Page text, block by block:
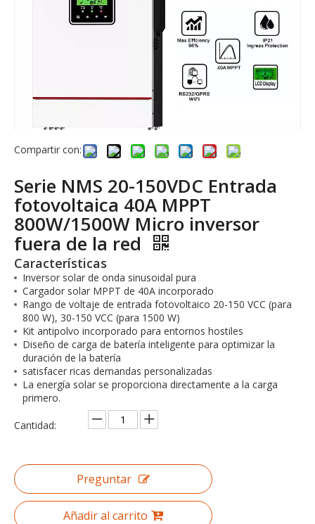
Compartir con:
Serie NMS 20-150VDC Entrada
fotovoltaica 40A MPPT
800W/1500W Micro inversor
fuera de la red
Características
Inversor solar de onda sinusoidal pura
Cargador solar MPPT de 40A incorporado
Rango de voltaje de entrada fotovoltaico 20-150 VCC (para
800 W), 30-150 VCC (para 1500 W)
Kit antipolvo incorporado para entornos hostiles
Diseño de carga de batería inteligente para optimizar la
duración de la batería
satisfacer ricas demandas personalizadas
La energía solar se proporciona directamente a la carga
primero.
Cantidad:
Preguntar
Añadir al carrito